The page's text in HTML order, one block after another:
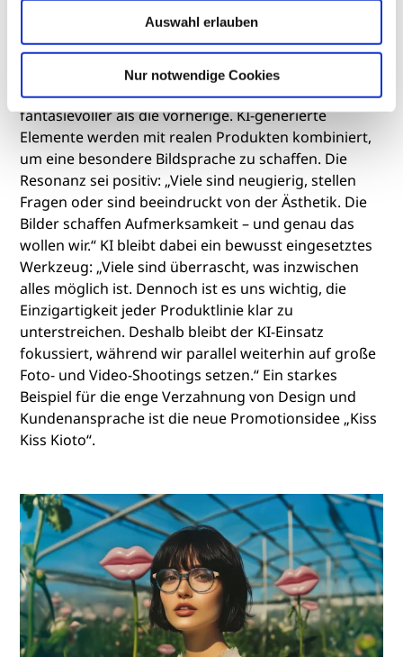
Auswahl erlauben
Nur notwendige Cookies
Wenn Produkt und Kampagne eins
werden
Die aktuelle Werbeaktion zeigt sich mutiger und
fantasievoller als die vorherige. KI-generierte
Elemente werden mit realen Produkten kombiniert,
um eine besondere Bildsprache zu schaffen. Die
Resonanz sei positiv: „Viele sind neugierig, stellen
Fragen oder sind beeindruckt von der Ästhetik. Die
Bilder schaffen Aufmerksamkeit – und genau das
wollen wir.“ KI bleibt dabei ein bewusst eingesetztes
Werkzeug: „Viele sind überrascht, was inzwischen
alles möglich ist. Dennoch ist es uns wichtig, die
Einzigartigkeit jeder Produktlinie klar zu
unterstreichen. Deshalb bleibt der KI-Einsatz
fokussiert, während wir parallel weiterhin auf große
Foto- und Video-Shootings setzen.“ Ein starkes
Beispiel für die enge Verzahnung von Design und
Kundenansprache ist die neue Promotionsidee „Kiss
Kiss Kioto“.